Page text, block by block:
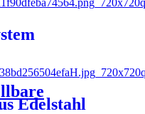
65 mm, 85
mm, 180
Edelstahl